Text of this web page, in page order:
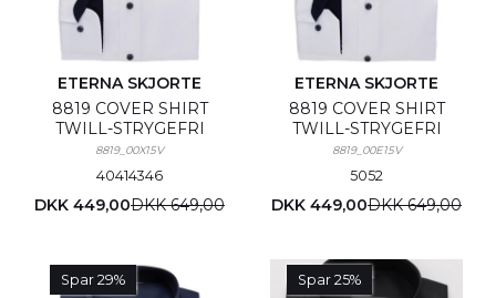
ETERNA SKJORTE
8819 COVER SHIRT
TWILL-STRYGEFRI
8819_00X15V
40414346
DKK 449,00DKK 649,00
ETERNA SKJORTE
8819 COVER SHIRT
TWILL-STRYGEFRI
8819_00E15V
5052
DKK 449,00DKK 649,00
Spar 29% Spar 25%